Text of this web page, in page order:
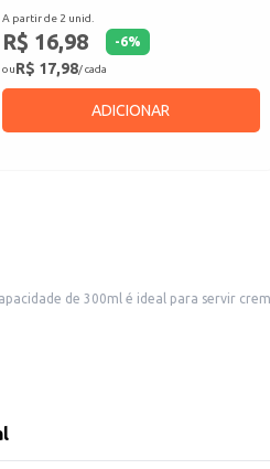
A partir de 2 unid.
R$ 16,98 -6%
ouR$ 17,98/ cada
ADICIONAR
de 300ml é ideal para servir